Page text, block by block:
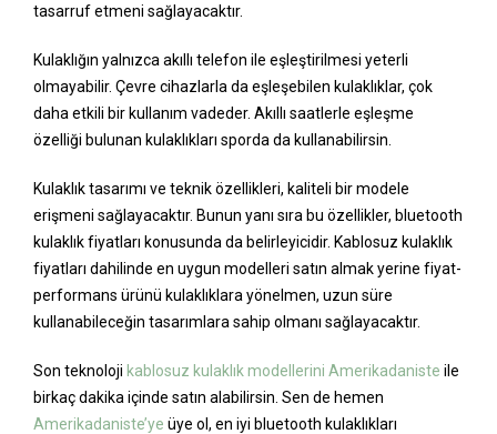
tasarruf etmeni sağlayacaktır.
Kulaklığın yalnızca akıllı telefon ile eşleştirilmesi yeterli
olmayabilir. Çevre cihazlarla da eşleşebilen kulaklıklar, çok
daha etkili bir kullanım vadeder. Akıllı saatlerle eşleşme
özelliği bulunan kulaklıkları sporda da kullanabilirsin.
Kulaklık tasarımı ve teknik özellikleri, kaliteli bir modele
erişmeni sağlayacaktır. Bunun yanı sıra bu özellikler, bluetooth
kulaklık fiyatları konusunda da belirleyicidir. Kablosuz kulaklık
fiyatları dahilinde en uygun modelleri satın almak yerine fiyat-
performans ürünü kulaklıklara yönelmen, uzun süre
kullanabileceğin tasarımlara sahip olmanı sağlayacaktır.
Son teknoloji kablosuz kulaklık modellerini Amerikadaniste ile
birkaç dakika içinde satın alabilirsin. Sen de hemen
Amerikadaniste’ye üye ol, en iyi bluetooth kulaklıkları